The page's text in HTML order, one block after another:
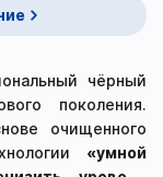
чёрный
поколения.
очищенного
«умной